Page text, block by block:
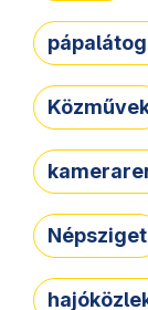
Népsziget